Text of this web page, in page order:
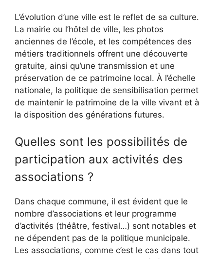
L’évolution d’une ville est le reflet de sa culture.
La mairie ou l’hôtel de ville, les photos
anciennes de l’école, et les compétences des
métiers traditionnels offrent une découverte
gratuite, ainsi qu’une transmission et une
préservation de ce patrimoine local. À l’échelle
nationale, la politique de sensibilisation permet
de maintenir le patrimoine de la ville vivant et à
la disposition des générations futures.
Quelles sont les possibilités de
participation aux activités des
associations ?
Dans chaque commune, il est évident que le
nombre d’associations et leur programme
d’activités (théâtre, festival…) sont notables et
ne dépendent pas de la politique municipale.
Les associations, comme c’est le cas dans tout